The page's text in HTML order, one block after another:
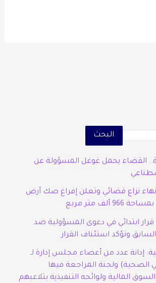
البحث
القضاء يحمل غوغل المسؤولة عن
نزاع قضائي وتعلن إفراغ صك أرض
متر مربع
ابتدائي في دعوى المسؤولية ضد
وتؤكد استئناف القرار
إدانة عدد من أعضاء مجلس إدارة لـ
الصحية) ولجنة المراجعة فيها
المالية ولوائحه التنفيذية بتلاعبهم